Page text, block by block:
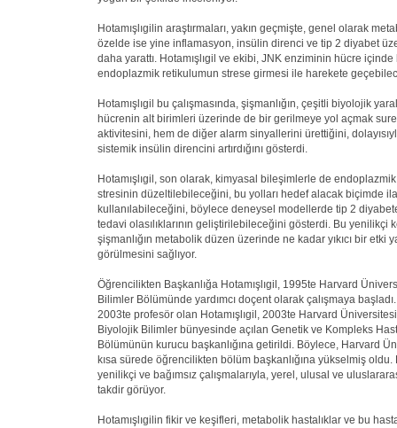
Hotamışlıgilin araştırmaları, yakın geçmişte, genel olarak
özelde ise yine inflamasyon, insülin direnci ve tip 2 diyabet
daha yarattı. Hotamışlıgil ve ekibi, JNK enziminin hücre
endoplazmik retikulumun strese girmesi ile harekete
Hotamışlıgil bu çalışmasında, şişmanlığın, çeşitli biyolojik
hücrenin alt birimleri üzerinde de bir gerilmeye yol açmak
aktivitesini, hem de diğer alarm sinyallerini ürettiğini,
sistemik insülin direncini artırdığını gösterdi.
Hotamışlıgil, son olarak, kimyasal bileşimlerle de
stresinin düzeltilebileceğini, bu yolları hedef alacak biçimde
kullanılabileceğini, böylece deneysel modellerde tip 2
tedavi olasılıklarının geliştirilebileceğini gösterdi. Bu yenilikçi
şişmanlığın metabolik düzen üzerinde ne kadar yıkıcı bir etki
görülmesini sağlıyor.
Öğrencilikten Başkanlığa Hotamışlıgil, 1995te Harvard
Bilimler Bölümünde yardımcı doçent olarak çalışmaya
2003te profesör olan Hotamışlıgil, 2003te Harvard
Biyolojik Bilimler bünyesinde açılan Genetik ve Kompleks
Bölümünün kurucu başkanlığına getirildi. Böylece, Harvard
kısa sürede öğrencilikten bölüm başkanlığına yükselmiş oldu.
yenilikçi ve bağımsız çalışmalarıyla, yerel, ulusal ve
takdir görüyor.
Hotamışlıgilin fikir ve keşifleri, metabolik hastalıklar ve bu